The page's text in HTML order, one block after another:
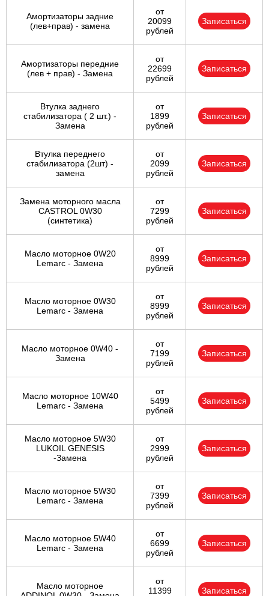
Амортизаторы задние
(лев+прав) - замена
от
20099
рублей
Записаться
Амортизаторы передние
(лев + прав) - Замена
от
22699
рублей
Записаться
Втулка заднего
стабилизатора ( 2 шт.) -
Замена
от
1899
рублей
Записаться
Втулка переднего
стабилизатора (2шт) -
замена
от
2099
рублей
Записаться
Замена моторного масла
CASTROL 0W30
(синтетика)
от
7299
рублей
Записаться
Масло моторное 0W20
Lemarc - Замена
от
8999
рублей
Записаться
Масло моторное 0W30
Lemarc - Замена
от
8999
рублей
Записаться
Масло моторное 0W40 -
Замена
от
7199
рублей
Записаться
Масло моторное 10W40
Lemarc - Замена
от
5499
рублей
Записаться
Масло моторное 5W30
LUKOIL GENESIS
-Замена
от
2999
рублей
Записаться
Масло моторное 5W30
Lemarc - Замена
от
7399
рублей
Записаться
Масло моторное 5W40
Lemarc - Замена
от
6699
рублей
Записаться
Масло моторное
от
11399
Записаться